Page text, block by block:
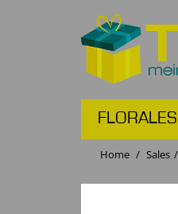
FLORALES
Home Sales